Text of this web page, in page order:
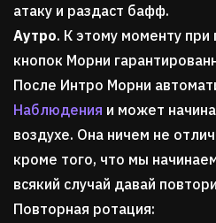
атаку и раздаст бафф.
Аутро. К этому моменту
кнопок Морни
После Интро Морни
Наблюдения и может
воздухе. Она ничем не
кроме того, что мы
всякий случай давай
Повторная ротация: